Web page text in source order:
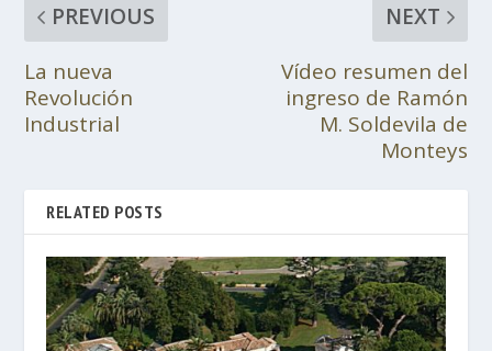
PREVIOUS
La nueva
Revolución
Industrial
NEXT
Vídeo resumen del
ingreso de Ramón
M. Soldevila de
Monteys
RELATED POSTS